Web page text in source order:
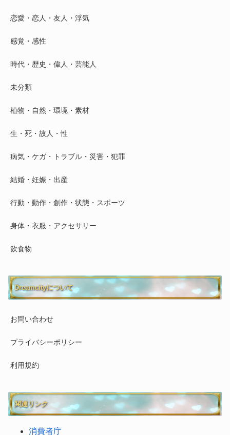
恋愛・恋人・友人・浮気
感覚・感性
時代・歴史・偉人・芸能人
未分類
植物・自然・環境・素材
生・死・故人・性
病気・ケガ・トラブル・災害・犯罪
結婚・妊娠・出産
行動・動作・創作・状態・スポーツ
身体・衣服・アクセサリー
飲食物
Dreamcityについて
お問い合わせ
プライバシーポリシー
利用規約
関連リンク
消費者庁